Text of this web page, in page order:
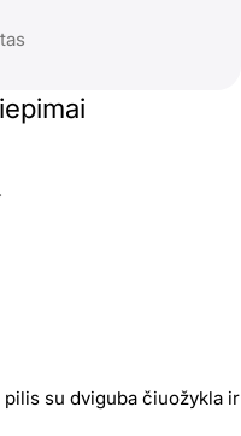
su dviguba čiuožykla ir